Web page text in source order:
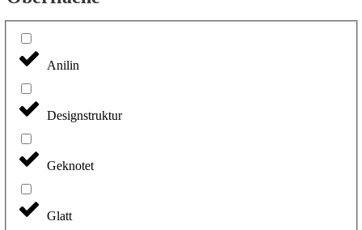
Anilin
Designstruktur
Geknotet
Glatt